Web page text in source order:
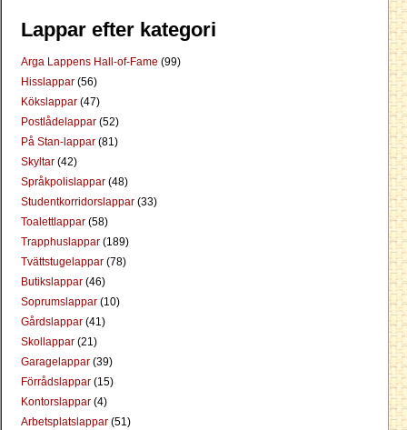
Lappar efter kategori
Arga Lappens Hall-of-Fame (99)
Hisslappar (56)
Kökslappar (47)
Postlådelappar (52)
På Stan-lappar (81)
Skyltar (42)
Språkpolislappar (48)
Studentkorridorslappar (33)
Toalettlappar (58)
Trapphuslappar (189)
Tvättstugelappar (78)
Butikslappar (46)
Soprumslappar (10)
Gårdslappar (41)
Skollappar (21)
Garagelappar (39)
Förrådslappar (15)
Kontorslappar (4)
Arbetsplatslappar (51)